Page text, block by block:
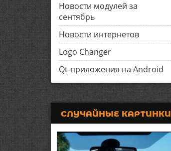
Новости модулей за
сентябрь
Новости интернетов
Logo Changer
Qt-приложения на Android
СЛУЧАЙНЫЕ КАРТИНКИ